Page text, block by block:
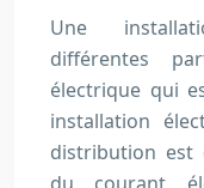
Une
différentes
électrique qui
installation
distribution est